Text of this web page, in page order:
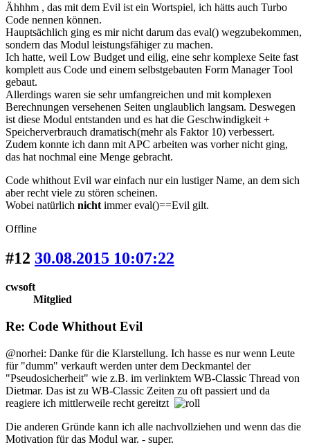
Ähhhm , das mit dem Evil ist ein Wortspiel, ich hätts auch Turbo
Code nennen können.
Hauptsächlich ging es mir nicht darum das eval() wegzubekommen,
sondern das Modul leistungsfähiger zu machen.
Ich hatte, weil Low Budget und eilig, eine sehr komplexe Seite fast
komplett aus Code und einem selbstgebauten Form Manager Tool
gebaut.
Allerdings waren sie sehr umfangreichen und mit komplexen
Berechnungen versehenen Seiten unglaublich langsam. Deswegen
ist diese Modul entstanden und es hat die Geschwindigkeit +
Speicherverbrauch dramatisch(mehr als Faktor 10) verbessert.
Zudem konnte ich dann mit APC arbeiten was vorher nicht ging,
das hat nochmal eine Menge gebracht.
Code whithout Evil war einfach nur ein lustiger Name, an dem sich
aber recht viele zu stören scheinen.
Wobei natürlich nicht immer eval()==Evil gilt.
Offline
#12 30.08.2015 10:07:22
cwsoft
Mitglied
Re: Code Whithout Evil
@norhei: Danke für die Klarstellung. Ich hasse es nur wenn Leute
für "dumm" verkauft werden unter dem Deckmantel der
"Pseudosicherheit" wie z.B. im verlinktem WB-Classic Thread von
Dietmar. Das ist zu WB-Classic Zeiten zu oft passiert und da
reagiere ich mittlerweile recht gereitzt
Die anderen Gründe kann ich alle nachvollziehen und wenn das die
Motivation für das Modul war. - super.